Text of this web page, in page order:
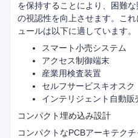
を保持することにより、困難
の視認性を向上させます。こ
ュールは以下に適しています。
スマート小売システム
アクセス制御端末
産業用検査装置
セルフサービスキオスク
インテリジェント自動販
コンパクト埋め込み設計
コンパクトなPCBアーキテク